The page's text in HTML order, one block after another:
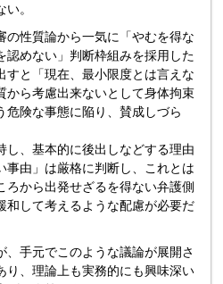
。
の性質論から一気に「やむを得な
認めない」判断枠組みを採用した
すと「現在、最小限度とは言えな
から考慮出来ないとして身体拘束
危険な事態に陥り、賛成しづら
し、基本的に後出しなどする理由
事由」は厳格に判断し、これとは
ろから出発せざるを得ない弁護側
和して考えるような配慮が必要だ
、手元でこのような議論が展開さ
り、理論上も実務的にも興味深い